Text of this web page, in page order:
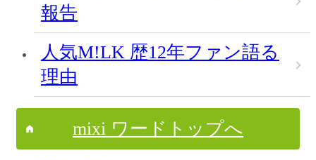
報告
人気M!LK 歴12年ファン語る
理由
mixi ワードトップへ